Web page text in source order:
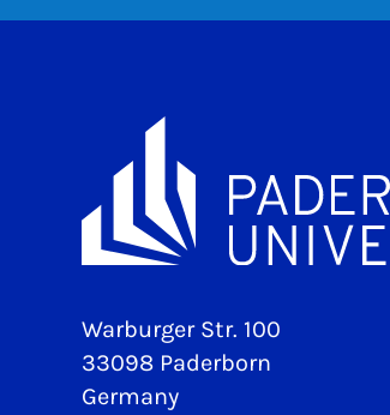
Warburger Str. 100
33098 Paderborn
Germany